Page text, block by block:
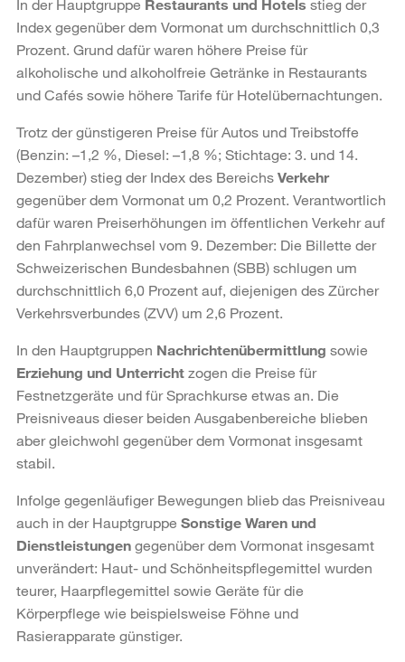
In der Hauptgruppe Restaurants und Hotels stieg der
Index gegenüber dem Vormonat um durchschnittlich 0,3
Prozent. Grund dafür waren höhere Preise für
alkoholische und alkohol­freie Getränke in Restaurants
und Cafés sowie höhere Tarife für Hotelübernachtungen.
Trotz der günstigeren Preise für Autos und Treibstoffe
(Benzin: –1,2 %, Diesel: –1,8 %; Stichtage: 3. und 14.
Dezember) stieg der Index des Bereichs Verkehr
gegenüber dem Vormonat um 0,2 Prozent. Verantwortlich
dafür waren Preiserhöhungen im öffentlichen Verkehr auf
den Fahrplanwechsel vom 9. Dezember: Die Billette der
Schweizerischen Bundesbahnen (SBB) schlugen um
durchschnittlich 6,0 Prozent auf, diejenigen des Zürcher
Verkehrsverbundes (ZVV) um 2,6 Prozent.
In den Hauptgruppen Nachrichtenübermittlung sowie
Erziehung und Unterricht zogen die Preise für
Festnetzgeräte und für Sprachkurse etwas an. Die
Preisniveaus dieser beiden Ausgabenbereiche blieben
aber gleichwohl gegenüber dem Vormonat insgesamt
stabil.
Infolge gegenläufiger Bewegungen blieb das Preisniveau
auch in der Hauptgruppe Sonstige Waren und
Dienstleistungen gegenüber dem Vormonat insgesamt
unverändert: Haut- und Schönheitspflegemittel wurden
teurer, Haarpflegemittel sowie Geräte für die
Körperpflege wie beispielsweise Föhne und
Rasierapparate günstiger.